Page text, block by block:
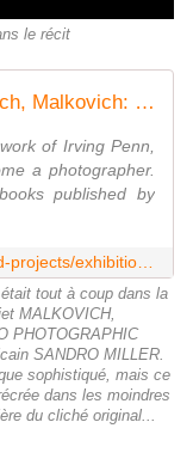
le récit
Sandro Miller: Malkovich, Malkovich, Malkovich: Homage to photographic masters | Catherine Edelman Gallery
of Irving Penn,
a photographer.
published by
tout à coup dans la
MALKOVICH,
PHOTOGRAPHIC
SANDRO MILLER.
sophistiqué, mais ce
dans les moindres
du cliché original...